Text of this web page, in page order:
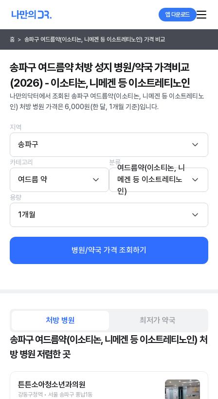
앱 다운로드
홈 > 송파구 여드름약(이소티논, 니메겐 등 이소트레티노인) 가격 비교
송파구 여드름약 처방 성지 병원/약국 가격비교
(2026) - 이소티논, 니메겐 등 이소트레티노인
나만의닥터에서 조회된 송파구 여드름약(이소티논, 니메겐 등 이소트레티노
인) 처방 병원 가격은 6,000원(한 달, 1개월 기준)입니다.
지역
송파구
카테고리
여드름 약
분류
여드름약(이소티논, 니
메겐 등 이소트레티노
인)
용량
1개월
병원/약국 가격 조회하기
처방 병원 최저가 약국
송파구 여드름약(이소티논, 니메겐 등 이소트레티노인) 처
방 병원 저렴한 곳
튼튼소아청소년과의원
강동구청역 • 서울 송파구 풍납1동